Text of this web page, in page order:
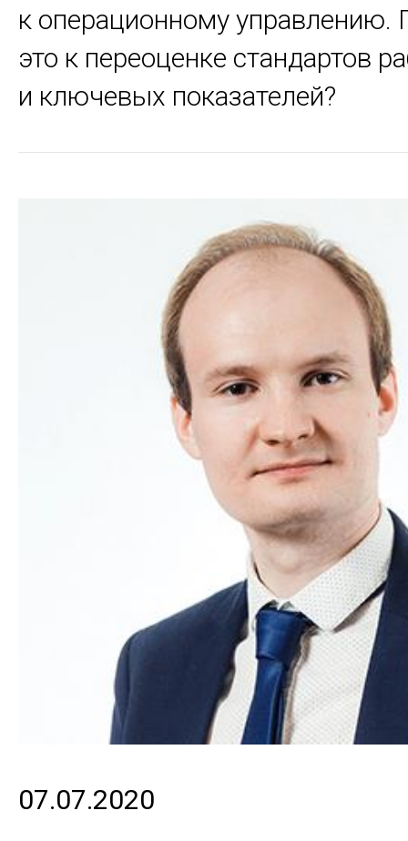
к операционному управлению.
это к переоценке стандартов
и ключевых показателей?
07.07.2020